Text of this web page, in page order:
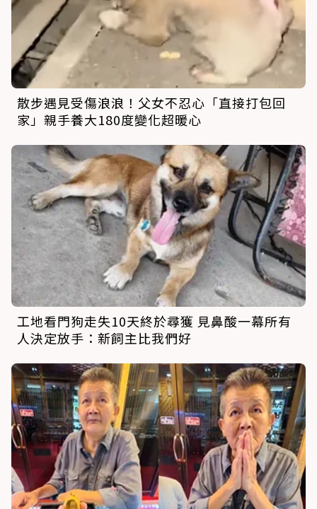
散步遇見受傷浪浪！父女不忍心「直接打包回
家」親手養大180度變化超暖心
工地看門狗走失10天終於尋獲 見鼻酸一幕所有
人決定放手：新飼主比我們好